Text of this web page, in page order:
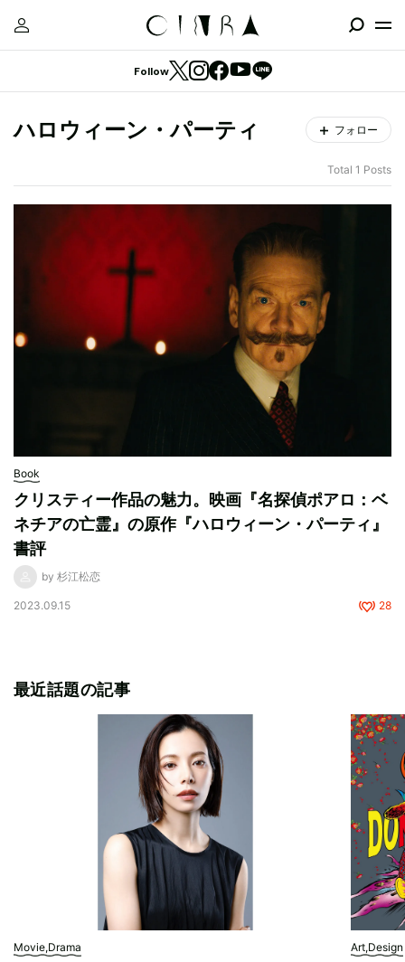
Follow
ハロウィーン・パーティ フォロー
Total 1 Posts
Book
クリスティー作品の魅力。映画『名探偵ポアロ：ベ
ネチアの亡霊』の原作『ハロウィーン・パーティ』
書評
by 杉江松恋
2023.09.15 28
最近話題の記事
Movie,Drama Art,Design